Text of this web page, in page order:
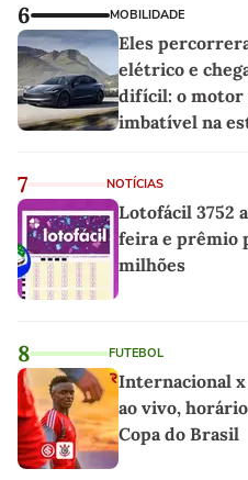
6 MOBILIDADE
Eles
elétrico e
difícil: o motor
imbatível na
7 NOTÍCIAS
Lotofácil 3752
feira e prêmio
milhões
8 FUTEBOL
Internacional
ao vivo,
Copa do Brasil